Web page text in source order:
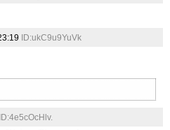
ID:ukC9u9YuVk
ID:4e5cOcHlv.